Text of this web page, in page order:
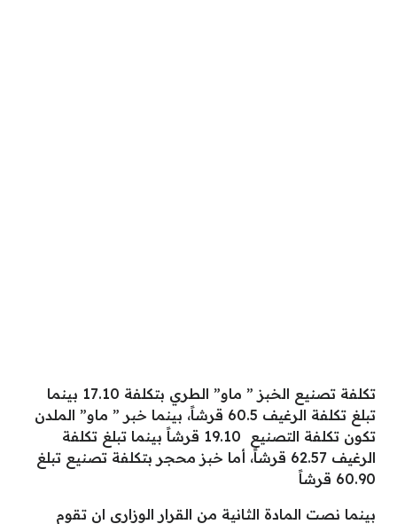
تكلفة تصنيع الخبز ” ماو” الطري بتكلفة 17.10 بينما
تبلغ تكلفة الرغيف 60.5 قرشاً، بينما خبر ” ماو” الملدن
تكون تكلفة التصنيع 19.10 قرشاً بينما تبلغ تكلفة
الرغيف 62.57 قرشاً، أما خبز محجر بتكلفة تصنيع تبلغ
60.90 قرشاً
بينما نصت المادة الثانية من القرار الوزاري ان تقوم